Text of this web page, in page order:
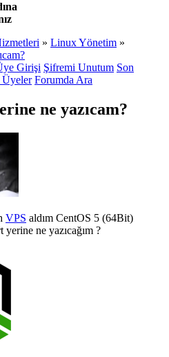
» Linux Yönetim »
Girişi Şifremi Unutum Son
Forumda Ara
ne yazıcam?
VPS aldım CentOS 5 (64Bit)
ne yazıcağım ?